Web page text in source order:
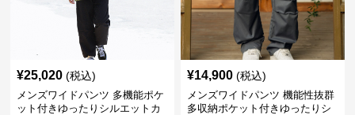
¥25,020 (税込)
メンズワイドパンツ 多機能ポケ
ット付きゆったりシルエットカ
¥14,900 (税込)
メンズワイドパンツ 機能性抜群
多収納ポケット付きゆったりシ